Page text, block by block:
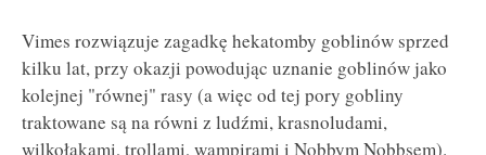
Vimes rozwiązuje zagadkę hekatomby goblinów sprzed
kilku lat, przy okazji powodując uznanie goblinów jako
kolejnej "równej" rasy (a więc od tej pory gobliny
traktowane są na równi z ludźmi, krasnoludami,
wilkołakami, trollami, wampirami i Nobbym Nobbsem).